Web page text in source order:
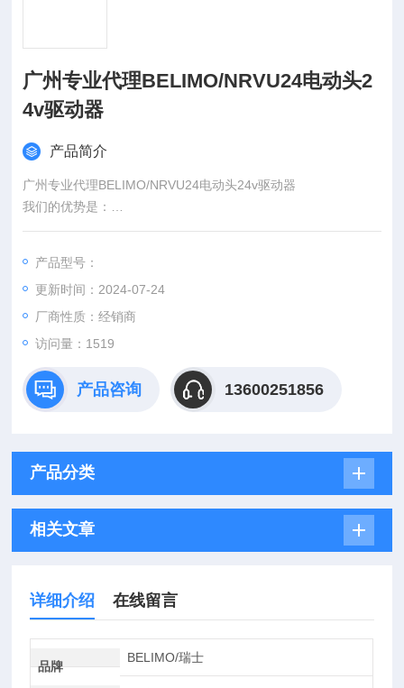
广州专业代理BELIMO/NRVU24电动头2
4v驱动器
产品简介
广州专业代理BELIMO/NRVU24电动头24v驱动器
我们的优势是：
1.原产地采购，产品质量保证——*
3.物流，直达——货期稳定
产品型号：
更新时间：2024-07-24
厂商性质：经销商
访问量：1519
产品咨询 13600251856
产品分类
相关文章
详细介绍 在线留言
品牌
BELIMO/瑞士